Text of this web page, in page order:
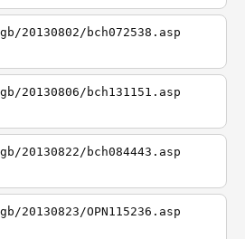
20130802/bch072538.asp
20130806/bch131151.asp
20130822/bch084443.asp
OPN115236.asp